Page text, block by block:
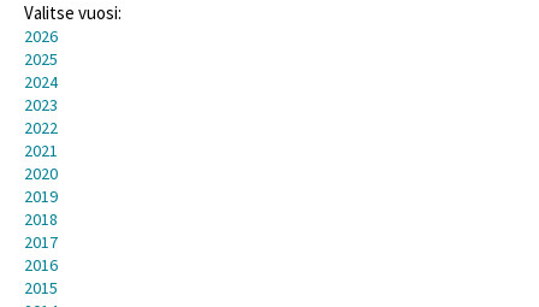
Valitse vuosi:
2026
2025
2024
2023
2022
2021
2020
2019
2018
2017
2016
2015